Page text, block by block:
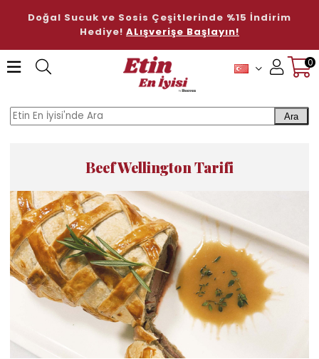
Doğal Sucuk ve Sosis Çeşitlerinde %15 İndirim
Hediye! ALışverişe Başlayın!
Üye Girişi Üye Ol
0
Ara
Beef Wellington Tarifi